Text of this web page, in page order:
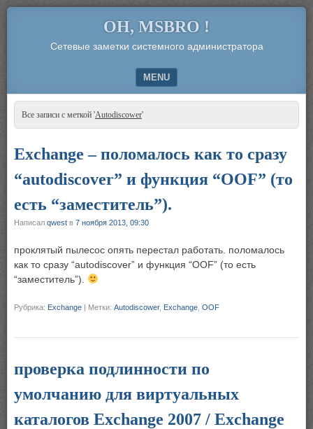
OH, MSBRO !
Сетевые заметки системного администратора
MENU
SKIP TO CONTENT
Все записи с меткой 'Autodiscower'
Exchange – поломалось как то сразу
“autodiscover” и функция “OOF” (то
есть “заместитель”).
Написал qwest в 7 ноября 2013, 09:30
проклятый пылесос опять перестал работать. поломалось
как то сразу “autodiscover” и функция “OOF” (то есть
“заместитель”).
Рубрика: Exchange | Метки: Autodiscower, Exchange OOF
проверка подлинности по
умолчанию для виртуальных
каталогов Exchange 2007 / Exchange